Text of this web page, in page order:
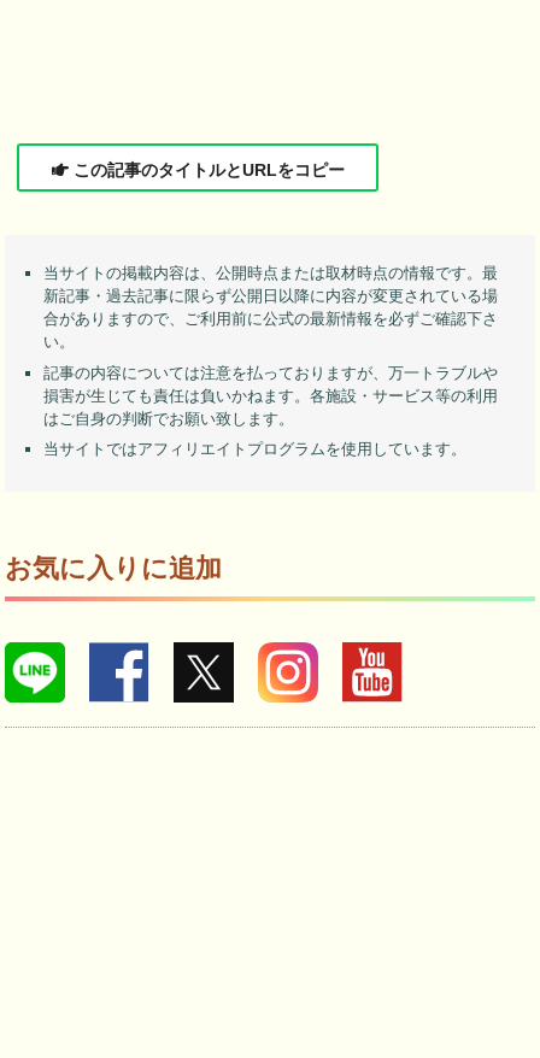
この記事のタイトルとURLをコピー
当サイトの掲載内容は、公開時点または取材時点の情報です。最
新記事・過去記事に限らず公開日以降に内容が変更されている場
合がありますので、ご利用前に公式の最新情報を必ずご確認下さ
い。
記事の内容については注意を払っておりますが、万一トラブルや
損害が生じても責任は負いかねます。各施設・サービス等の利用
はご自身の判断でお願い致します。
当サイトではアフィリエイトプログラムを使用しています。
お気に入りに追加